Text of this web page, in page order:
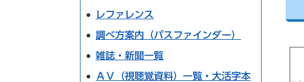
レファレンス
調べ方案内（パスファインダー）
雑誌・新聞一覧
ＡＶ（視聴覚資料）一覧・大活字本